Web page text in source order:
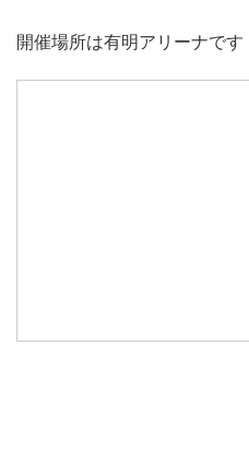
開催場所は有明アリーナです